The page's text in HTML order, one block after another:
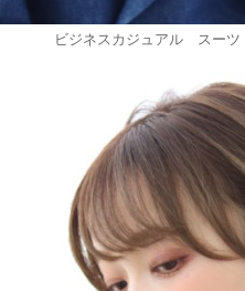
ビジネスカジュアル スー